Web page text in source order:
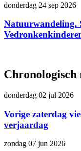
donderdag 24 sep 2026
Natuurwandeling.
Chronologisch
donderdag 02 jul 2026
Vorige zaterdag
verjaardag
zondag 07 jun 2026